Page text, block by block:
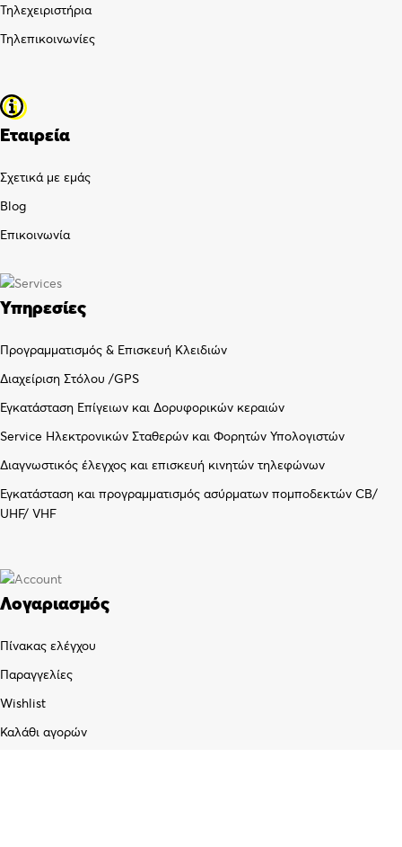
Τηλεχειριστήρια
Τηλεπικοινωνίες
Εταιρεία
Σχετικά με εμάς
Blog
Επικοινωνία
Υπηρεσίες
Προγραμματισμός & Επισκευή Κλειδιών
Διαχείριση Στόλου /GPS
Εγκατάσταση Επίγειων και Δορυφορικών κεραιών
Service Ηλεκτρονικών Σταθερών και Φορητών Υπολογιστών
Διαγνωστικός έλεγχος και επισκευή κινητών τηλεφώνων
Εγκατάσταση και προγραμματισμός ασύρματων πομποδεκτών CB/
UHF/ VHF
Λογαριασμός
Πίνακας ελέγχου
Παραγγελίες
Wishlist
Καλάθι αγορών